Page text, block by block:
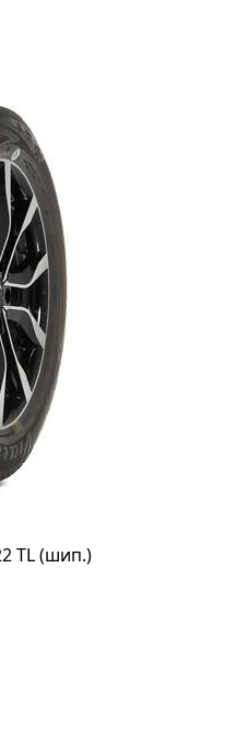
TL (шип.)